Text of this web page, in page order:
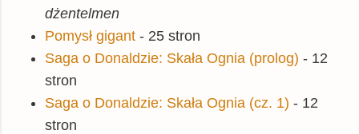
dżentelmen
Pomysł gigant - 25 stron
Saga o Donaldzie: Skała Ognia (prolog) - 12
stron
Saga o Donaldzie: Skała Ognia (cz. 1) - 12
stron